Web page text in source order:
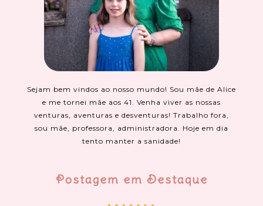
Sejam bem vindos ao nosso mundo! Sou mãe de Alice
e me tornei mãe aos 41. Venha viver as nossas
venturas, aventuras e desventuras! Trabalho fora,
sou mãe, professora, administradora. Hoje em dia
tento manter a sanidade!
Postagem em Destaque